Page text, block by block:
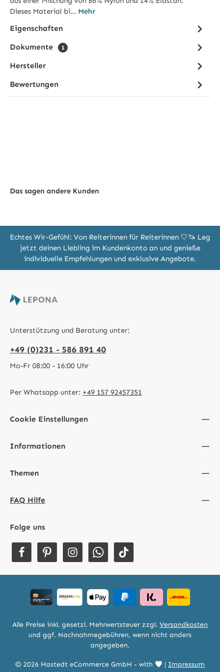
Dieses Material bi… Mehr
Eigenschaften
Dokumente
1
Hersteller
Bewertungen
Das sagen andere Kunden
Echtes Wir-Gefühl: Von Reiterinnen für Reiterinnen 🤍🦄 Leg
jetzt deinen Liebling im Kundenkonto an und genieße
individuelle Empfehlungen und exklusive Angebote.
Unterstützung und Beratung unter:
+49 (0)231 - 586 891 40
Mo-Fr 08:00 - 16:00 Uhr
Per Whatsapp unter: +49 157 92457351
Cookie Einstellungen
Informationen
Themen
FAQ Hilfe
Folge uns
© 2026 Hastedt eCommerce GmbH - with | Impressum
Alle Preise inkl. gesetzl. Mehrwertsteuer zzgl. Versandkosten
und ggf. Nachnahmegebühren, wenn nicht anders
angegeben.